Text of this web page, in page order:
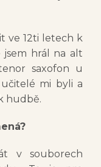
ve 12ti letech k
hrál na alt
saxofon u
mi byli a
hudbě.
v souborech